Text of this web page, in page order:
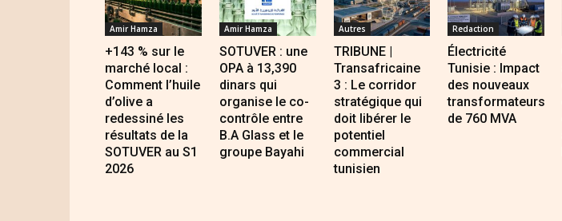
Amir Hamza
+143 % sur le
marché local :
Comment l’huile
d’olive a
redessiné les
résultats de la
SOTUVER au S1
2026
Amir Hamza
SOTUVER : une
OPA à 13,390
dinars qui
organise le co-
contrôle entre
B.A Glass et le
groupe Bayahi
Autres
TRIBUNE |
Transafricaine
3 : Le corridor
stratégique qui
doit libérer le
potentiel
commercial
tunisien
Redaction
Électricité
Tunisie : Impact
des nouveaux
transformateurs
de 760 MVA